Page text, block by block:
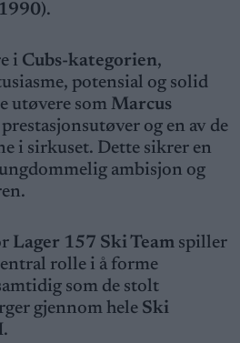
.
i Cubs-kategorien,
potensial og solid
utøvere som Marcus
og en av de
i sirkuset. Dette sikrer en
ambisjon og
Lager 157 Ski Team spiller
rolle i å forme
som de stolt
gjennom hele Ski
.